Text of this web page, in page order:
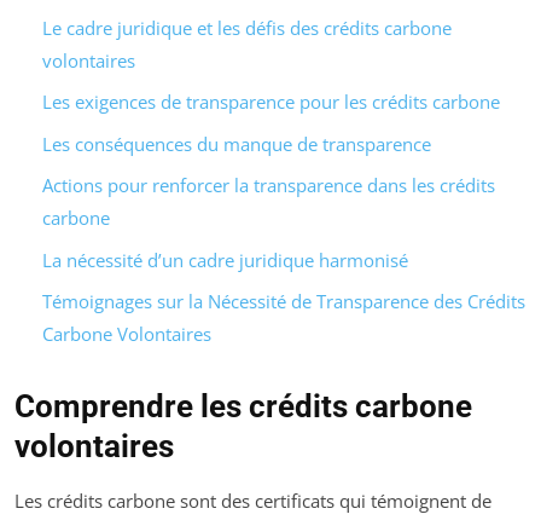
Le cadre juridique et les défis des crédits carbone
volontaires
Les exigences de transparence pour les crédits carbone
Les conséquences du manque de transparence
Actions pour renforcer la transparence dans les crédits
carbone
La nécessité d’un cadre juridique harmonisé
Témoignages sur la Nécessité de Transparence des Crédits
Carbone Volontaires
Comprendre les crédits carbone
volontaires
Les crédits carbone sont des certificats qui témoignent de